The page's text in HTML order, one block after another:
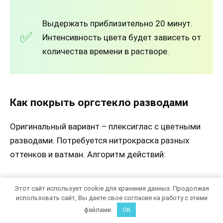
Выдержать приблизительно 20 минут.
Интенсивность цвета будет зависеть от
количества времени в растворе.
Как покрыть оргстекло разводами
Оригинальный вариант – плексиглас с цветными
разводами. Потребуется нитрокраска разных
оттенков и ватман. Алгоритм действий:
выбрать фоновый цвет и налить краску на
ватман;
Этот сайт использует cookie для хранения данных. Продолжая
использовать сайт, Вы даете свое согласие на работу с этими
файлами.
OK